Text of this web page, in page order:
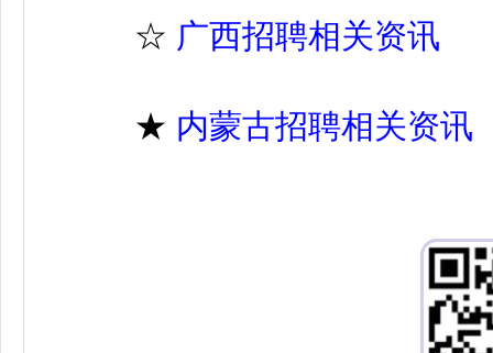
☆ 广西招聘相关资讯
★ 内蒙古招聘相关资讯